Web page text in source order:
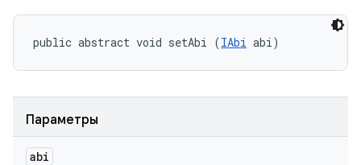
public abstract void setAbi (IAbi abi)
Параметры
abi